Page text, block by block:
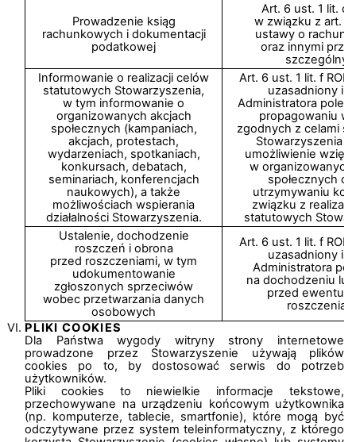
Prowadzenie ksiąg
rachunkowych i dokumentacji
podatkowej
Art. 6 ust. 1 lit. c
w związku z art.
ustawy o
oraz innymi
Informowanie o realizacji celów
statutowych Stowarzyszenia,
w tym informowanie o
organizowanych akcjach
społecznych (kampaniach,
akcjach, protestach,
wydarzeniach, spotkaniach,
konkursach, debatach,
seminariach, konferencjach
naukowych), a także
możliwościach wspierania
działalności Stowarzyszenia.
Art. 6 ust. 1 lit. f
uzasadniony
Administratora
propagowaniu
zgodnych z celami
Stowarzyszenia
umożliwienie
w organizowanych
społecznych
utrzymywaniu
związku z
statutowych
Ustalenie, dochodzenie
roszczeń i obrona
przed roszczeniami, w tym
udokumentowanie
zgłoszonych sprzeciwów
wobec przetwarzania danych
osobowych
Art. 6 ust. 1 lit. f
uzasadniony
Administratora
na dochodzeniu
przed
PLIKI COOKIES
Dla Państwa wygody witryny strony internetowe
prowadzone przez Stowarzyszenie używają plików
cookies po to, by dostosować serwis do potrzeb
użytkowników.
Pliki cookies to niewielkie informacje tekstowe,
przechowywane na urządzeniu końcowym użytkownika
(np. komputerze, tablecie, smartfonie), które mogą być
odczytywane przez system teleinformatyczny, z którego